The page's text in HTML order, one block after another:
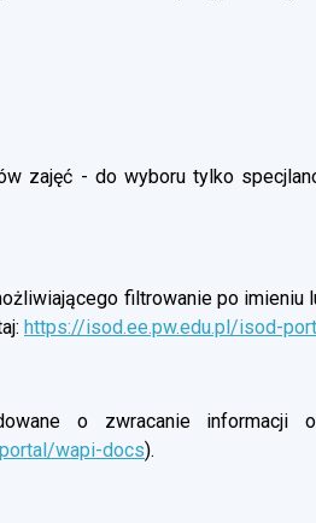
zajęć - do wyboru tylko
filtrowanie po
https://isod.ee.pw.edu.pl/isod-
o zwracanie informacji
wapi-docs).